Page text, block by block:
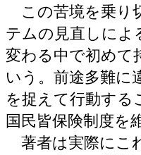
この苦境を乗り
テムの見直しによ
変わる中で初めて
いう。前途多難に
を捉えて行動する
国民皆保険制度を
著者は実際にこ